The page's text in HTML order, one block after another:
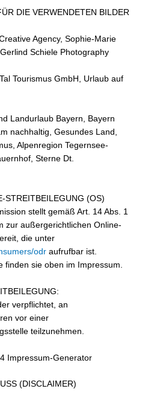
DIE VERWENDETEN BILDER
Agency, Sophie-Marie
Schiele Photography
Tourismus GmbH, Urlaub auf
Landurlaub Bayern, Bayern
nachhaltig, Gesundes Land,
Alpenregion Tegernsee-
Sterne Dt.
STREITBEILEGUNG (OS)
stellt gemäß Art. 14 Abs. 1
zur außergerichtlichen Online-
die unter
odr aufrufbar ist.
finden sie oben im Impressum.
verpflichtet, an
vor einer
teilzunehmen.
Impressum-Generator
(DISCLAIMER)